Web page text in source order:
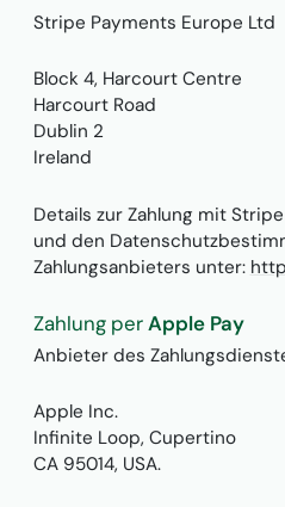
Stripe Payments Europe Ltd
Block 4, Harcourt Centre
Harcourt Road
Dublin 2
Ireland
Details zur Zahlung mit
und den
Zahlungsanbieters unter:
Zahlung perApple Pay
Anbieter des
Apple Inc.
Infinite Loop, Cupertino
CA 95014, USA.